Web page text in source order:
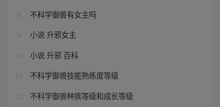
8 不科学御兽有女主吗
9 小说 升邪女主
10 小说 升邪 百科
不科学御兽技能熟练度等级
12 不科学御兽种族等级和成长等级